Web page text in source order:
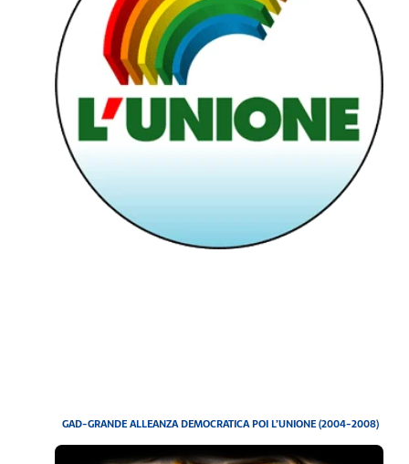
GAD-GRANDE ALLEANZA DEMOCRATICA POI L’UNIONE (2004-2008)